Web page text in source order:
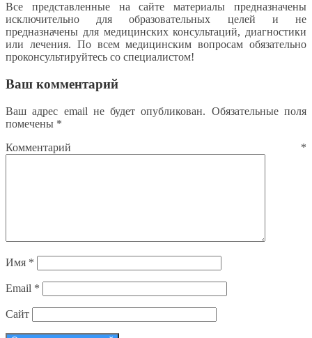
Все представленные на сайте материалы предназначены
исключительно для образовательных целей и не
предназначены для медицинских консультаций, диагностики
или лечения. По всем медицинским вопросам обязательно
проконсультируйтесь со специалистом!
Ваш комментарий
Ваш адрес email не будет опубликован. Обязательные поля
помечены *
Комментарий *
Имя *
Email *
Сайт